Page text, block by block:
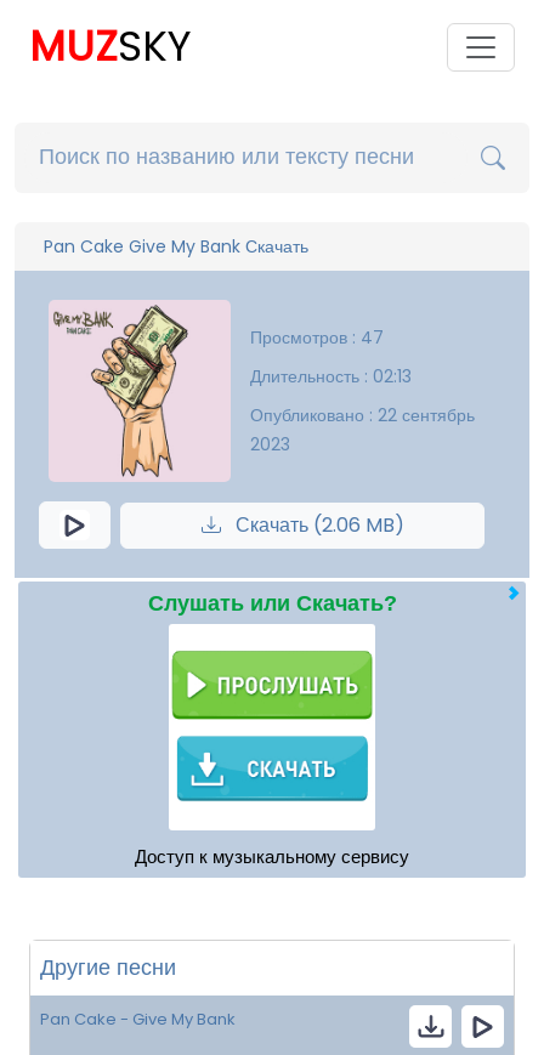
MUZSKY
Pan Cake Give My Bank Скачать
Просмотров : 47
Длительность : 02:13
Опубликовано : 22 сентябрь
2023
Скачать (2.06 MB)
Слушать или Скачать?
Доступ к музыкальному сервису
Другие песни
Pan Cake - Give My Bank